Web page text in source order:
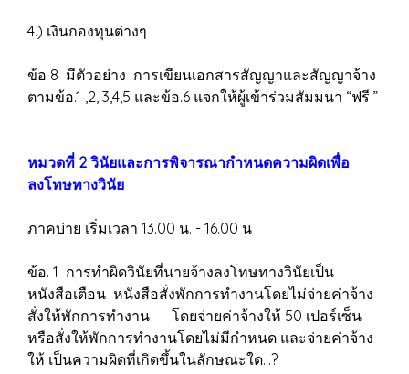
4.) เงินกองทุนต่างๆ
ข้อ 8 มีตัวอย่าง การเขียนเอกสารสัญญาและสัญญาจ้าง
ตามข้อ.1 ,2, 3,4,5 และข้อ.6 แจกให้ผู้เข้าร่วมสัมมนา “ฟรี ”
หมวดที่ 2 วินัยและการพิจารณากำหนดความผิดเพื่อ
ลงโทษทางวินัย
ภาคบ่าย เริ่มเวลา 13.00 น. - 16.00 น
ข้อ. 1 การทำผิดวินัยที่นายจ้างลงโทษทางวินัยเป็น
หนังสือเตือน หนังสือสั่งพักการทำงานโดยไม่จ่ายค่าจ้าง
สั่งให้พักการทำงาน โดยจ่ายค่าจ้างให้ 50 เปอร์เซ็น
หรือสั่งให้พักการทำงานโดยไม่มีกำหนด และจ่ายค่าจ้าง
ให้ เป็นความผิดที่เกิดขึ้นในลักษณะใด...?